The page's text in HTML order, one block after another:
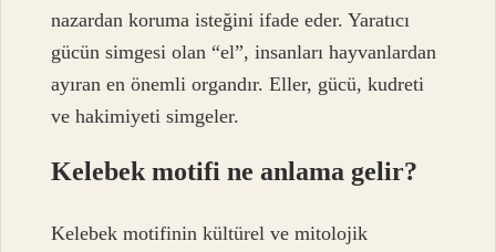
nazardan koruma isteğini ifade eder. Yaratıcı
gücün simgesi olan “el”, insanları hayvanlardan
ayıran en önemli organdır. Eller, gücü, kudreti
ve hakimiyeti simgeler.
Kelebek motifi ne anlama gelir?
Kelebek motifinin kültürel ve mitolojik